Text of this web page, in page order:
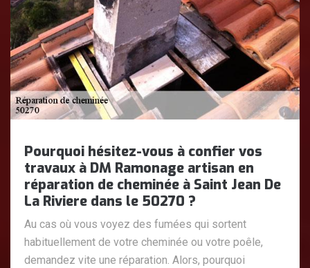
Pourquoi hésitez-vous à confier vos
travaux à DM Ramonage artisan en
réparation de cheminée à Saint Jean De
La Riviere dans le 50270 ?
Au cas où vous voyez des fumées qui sortent
habituellement de votre cheminée ou votre poêle,
demandez vite une réparation. Alors, pourquoi